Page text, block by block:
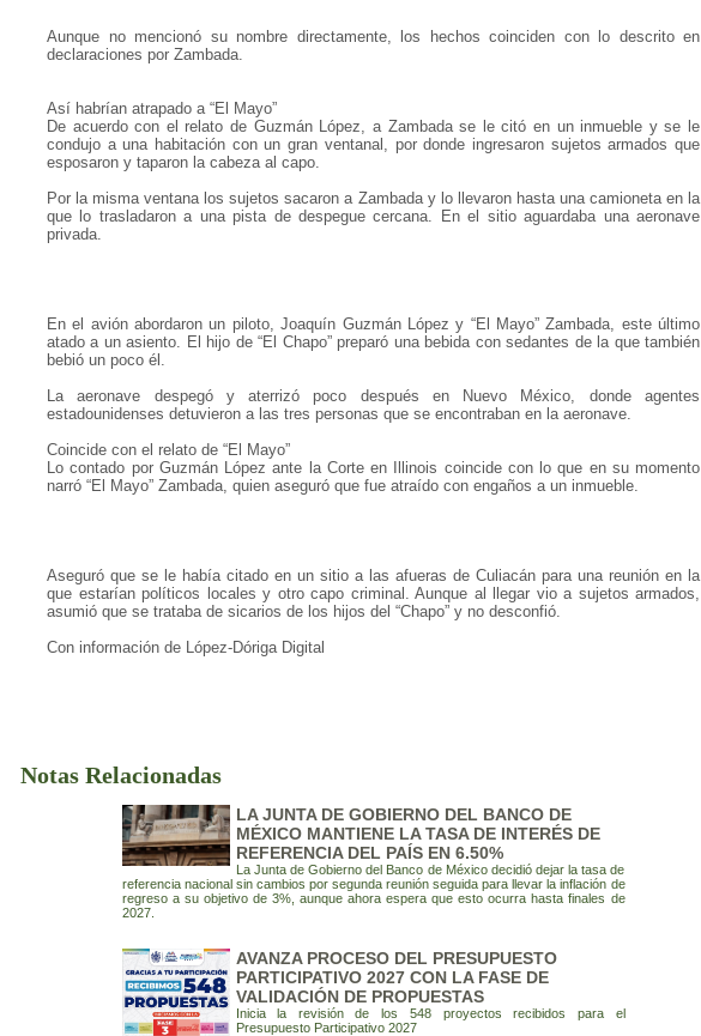
Aunque no mencionó su nombre directamente, los hechos coinciden con lo descrito en
declaraciones por Zambada.
Así habrían atrapado a “El Mayo”
De acuerdo con el relato de Guzmán López, a Zambada se le citó en un inmueble y se le
condujo a una habitación con un gran ventanal, por donde ingresaron sujetos armados que
esposaron y taparon la cabeza al capo.
Por la misma ventana los sujetos sacaron a Zambada y lo llevaron hasta una camioneta en la
que lo trasladaron a una pista de despegue cercana. En el sitio aguardaba una aeronave
privada.
En el avión abordaron un piloto, Joaquín Guzmán López y “El Mayo” Zambada, este último
atado a un asiento. El hijo de “El Chapo” preparó una bebida con sedantes de la que también
bebió un poco él.
La aeronave despegó y aterrizó poco después en Nuevo México, donde agentes
estadounidenses detuvieron a las tres personas que se encontraban en la aeronave.
Coincide con el relato de “El Mayo”
Lo contado por Guzmán López ante la Corte en Illinois coincide con lo que en su momento
narró “El Mayo” Zambada, quien aseguró que fue atraído con engaños a un inmueble.
Aseguró que se le había citado en un sitio a las afueras de Culiacán para una reunión en la
que estarían políticos locales y otro capo criminal. Aunque al llegar vio a sujetos armados,
asumió que se trataba de sicarios de los hijos del “Chapo” y no desconfió.
Con información de López-Dóriga Digital
Notas Relacionadas
LA JUNTA DE GOBIERNO DEL BANCO DE
MÉXICO MANTIENE LA TASA DE INTERÉS DE
REFERENCIA DEL PAÍS EN 6.50%
La Junta de Gobierno del Banco de México decidió dejar la tasa de
referencia nacional sin cambios por segunda reunión seguida para llevar la inflación de
regreso a su objetivo de 3%, aunque ahora espera que esto ocurra hasta finales de
2027.
AVANZA PROCESO DEL PRESUPUESTO
PARTICIPATIVO 2027 CON LA FASE DE
VALIDACIÓN DE PROPUESTAS
Inicia la revisión de los 548 proyectos recibidos para el
Presupuesto Participativo 2027